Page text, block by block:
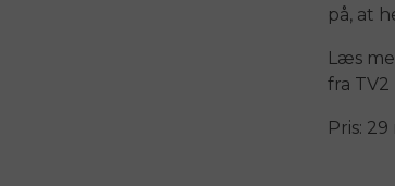
på, at
Læs
fra TV2
Pris: 29